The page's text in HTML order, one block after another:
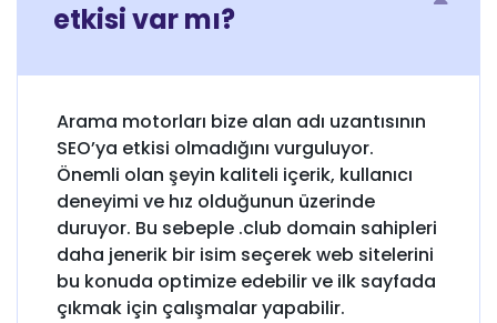
etkisi var mı?
Arama motorları bize alan adı uzantısının
SEO’ya etkisi olmadığını vurguluyor.
Önemli olan şeyin kaliteli içerik, kullanıcı
deneyimi ve hız olduğunun üzerinde
duruyor. Bu sebeple .club domain sahipleri
daha jenerik bir isim seçerek web sitelerini
bu konuda optimize edebilir ve ilk sayfada
çıkmak için çalışmalar yapabilir.